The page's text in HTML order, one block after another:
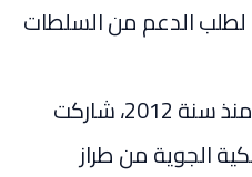
لطلب الدعم من السلطات
وأشار المصدر ذاته إلى أنه منذ سنة 2012، شاركت
الجوية من طراز